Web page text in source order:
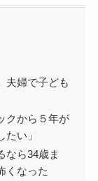
夫婦で子ども
クから５年が
い」
なら34歳ま
くなった